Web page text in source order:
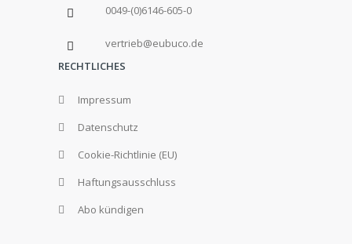
0049-(0)6146-605-0
vertrieb@eubuco.de
RECHTLICHES
Impressum
Datenschutz
Cookie-Richtlinie (EU)
Haftungsausschluss
Abo kündigen